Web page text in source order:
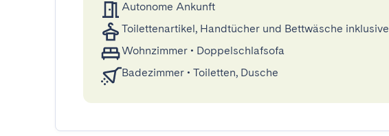
Autonome Ankunft
Toilettenartikel, Handtücher und Bettwäsche inklusive
Wohnzimmer • Doppelschlafsofa
Badezimmer • Toiletten, Dusche